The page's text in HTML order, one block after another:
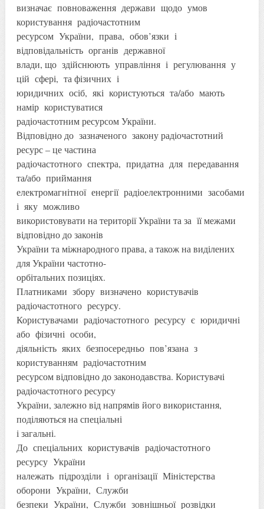
визначає повноваження держави щодо умов
користування радіочастотним
ресурсом України, права, обов’язки і
відповідальність органів державної
влади, що здійснюють управління і регулювання у
цій сфері, та фізичних і
юридичних осіб, які користуються та/або мають
намір користуватися
радіочастотним ресурсом України.
Відповідно до зазначеного закону радіочастотний
ресурс – це частина
радіочастотного спектра, придатна для передавання
та/або приймання
електромагнітної енергії радіоелектронними засобами
і яку можливо
використовувати на території України та за її межами
відповідно до законів
України та міжнародного права, а також на виділених
для України частотно-
орбітальних позиціях.
Платниками збору визначено користувачів
радіочастотного ресурсу.
Користувачами радіочастотного ресурсу є юридичні
або фізичні особи,
діяльність яких безпосередньо пов’язана з
користуванням радіочастотним
ресурсом відповідно до законодавства. Користувачі
радіочастотного ресурсу
України, залежно від напрямів його використання,
поділяються на спеціальні
і загальні.
До спеціальних користувачів радіочастотного
ресурсу України
належать підрозділи і організації Міністерства
оборони України, Служби
безпеки України, Служби зовнішньої розвідки